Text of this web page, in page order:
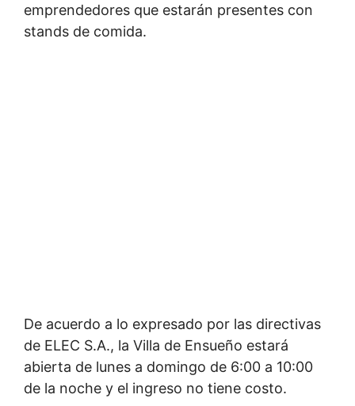
emprendedores que estarán presentes con
stands de comida.
De acuerdo a lo expresado por las directivas
de ELEC S.A., la Villa de Ensueño estará
abierta de lunes a domingo de 6:00 a 10:00
de la noche y el ingreso no tiene costo.